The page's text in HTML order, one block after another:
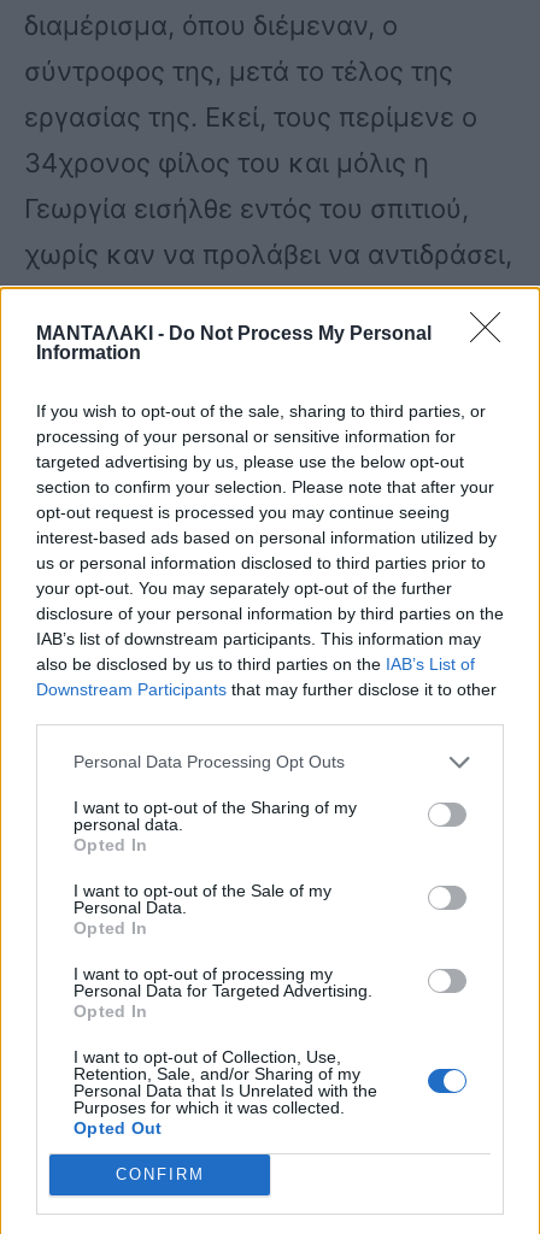
ΜΑΝΤΑΛΑΚΙ - Do Not Process My Personal
Information
If you wish to opt-out of the sale, sharing to third parties, or
processing of your personal or sensitive information for
targeted advertising by us, please use the below opt-out
section to confirm your selection. Please note that after your
opt-out request is processed you may continue seeing
interest-based ads based on personal information utilized by
us or personal information disclosed to third parties prior to
your opt-out. You may separately opt-out of the further
disclosure of your personal information by third parties on the
IAB’s list of downstream participants. This information may
also be disclosed by us to third parties on the IAB’s List of
Downstream Participants that may further disclose it to other
Personal Data Processing Opt Outs
I want to opt-out of the Sharing of my
personal data.
Opted In
I want to opt-out of the Sale of my
Personal Data.
Opted In
I want to opt-out of processing my
Personal Data for Targeted Advertising.
Opted In
I want to opt-out of Collection, Use,
Retention, Sale, and/or Sharing of my
Personal Data that Is Unrelated with the
Purposes for which it was collected.
Opted Out
CONFIRM
διαμέρισμα, όπου διέμεναν, ο
σύντροφος της, μετά το τέλος της
εργασίας της. Εκεί, τους περίμενε ο
34χρονος φίλος του και μόλις η
Γεωργία εισήλθε εντός του σπιτιού,
χωρίς καν να προλάβει να αντιδράσει,
χέρια και ο 39χρονος, αφού την έριξε
καρφώνει με μαχαίρι, μέχρι που
έξέπνευσε. Στη συνέχεια, την έβαλαν
μέσα σε μπαούλο και τη μετέφεραν
με αυτοκίνητο σε απόκρημνη περιοχή
της Χαλκιδικής.
Ο σεσημασμένος συνεργός
εντοπίστηκε από τα αποτυπώματα που
βρέθηκαν στο διαμέρισμα της
δολοφονίας, ενώ υπάρχει και βίντεο
που δείχνει τους δύο άντρες να
κουβαλούν το μπαούλο. Ο δολοφόνος
μέχρι στιγμής τηρεί αρνητική στάση,
επιμένει να κρατάει το στόμα του
κλειστό, όμως οι αστυνομικοί είναι
σίγουροι ότι θα σπάσει και θα
ομολογήσει σύντομα.